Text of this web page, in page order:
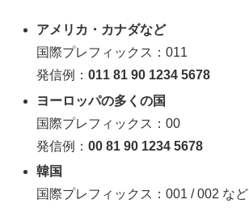
アメリカ・カナダなど
国際プレフィックス：011
発信例：011 81 90 1234 5678
ヨーロッパの多くの国
国際プレフィックス：00
発信例：00 81 90 1234 5678
韓国
国際プレフィックス：001 / 002 など